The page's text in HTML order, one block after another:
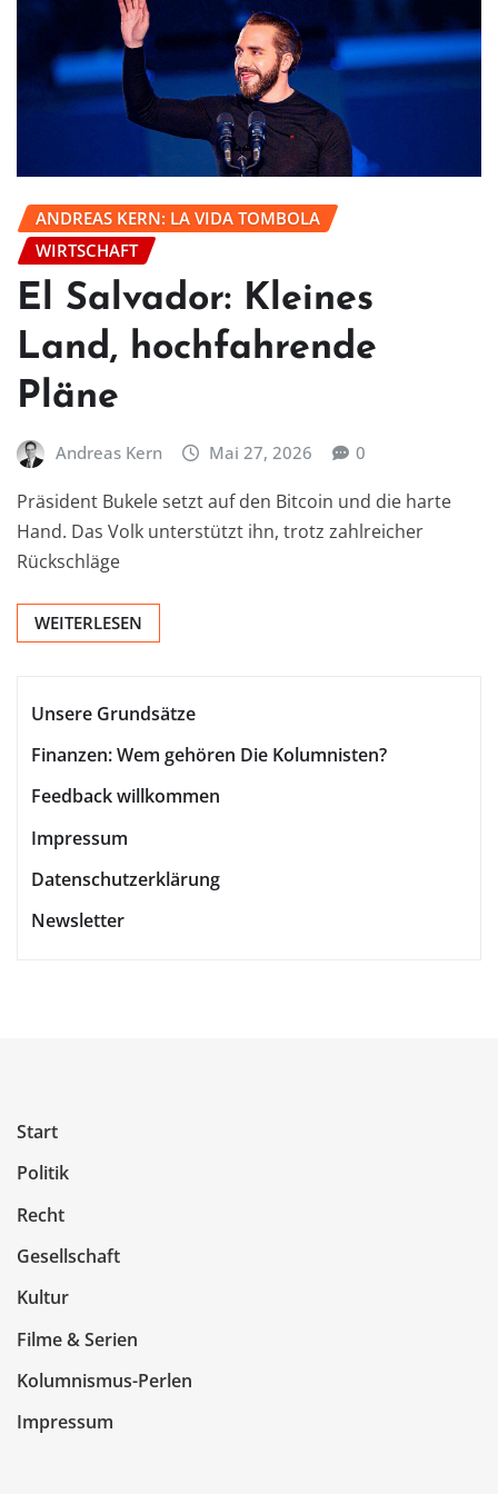
ANDREAS KERN: LA VIDA TOMBOLA
WIRTSCHAFT
El Salvador: Kleines
Land, hochfahrende
Pläne
Andreas Kern Mai 27, 2026 0
Präsident Bukele setzt auf den Bitcoin und die harte
Hand. Das Volk unterstützt ihn, trotz zahlreicher
Rückschläge
WEITERLESEN
Unsere Grundsätze
Finanzen: Wem gehören Die Kolumnisten?
Feedback willkommen
Impressum
Datenschutzerklärung
Newsletter
Start
Politik
Recht
Gesellschaft
Kultur
Filme & Serien
Kolumnismus-Perlen
Impressum